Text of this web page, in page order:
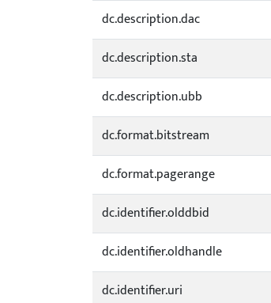
dc.description.dac
dc.description.sta
dc.description.ubb
dc.format.bitstream
dc.format.pagerange
dc.identifier.olddbid
dc.identifier.oldhandle
dc.identifier.uri